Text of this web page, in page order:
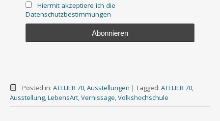
Hier­mit akzep­tie­re ich die
Datenschutzbestimmungen
Posted in: ATELIER 70,Ausstellungen | Tagged: ATELIER 70,
Ausstellung,LebensArt,Vernissage,Volkshochschule